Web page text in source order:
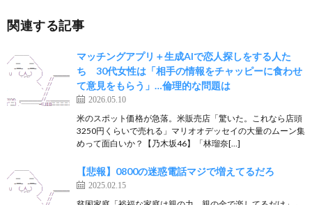
関連する記事
マッチングアプリ＋生成AIで恋人探しをする人た
ち 30代女性は「相手の情報をチャッピーに食わせ
て意見をもらう」…倫理的な問題は
2026.05.10
米のスポット価格が急落。米販売店「驚いた。これなら店頭
3250円くらいで売れる」マリオオデッセイの大量のムーン集
めって面白いか？【乃木坂46】「林瑠奈[…]
【悲報】0800の迷惑電話マジで増えてるだろ
2025.02.15